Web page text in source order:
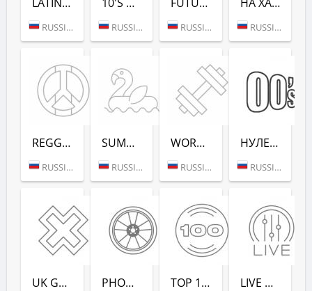
RUSSIA (MOSCOW) RUSSIA (MOSCOW) RUSSIA (MOSCOW) RUSSIA (MOSCOW)
REGGAE - РАДИО РЕКОРД
RUSSIA (MOSCOW)
SUMMER LOUNGE - РАДИО РЕКОРД
RUSSIA (MOSCOW)
WORKOUT - РАДИО РЕКОРД
RUSSIA (MOSCOW)
НУЛЕВЫХ (РАДИО РЕКОРД)
RUSSIA (SAINT PETERSBURG)
UK GARAGE (РАДИО РЕКОРД) PHONK (РАДИО РЕКОРД) TOP 100 EDM (РАДИО РЕКОРД) LIVE DJ-SETS (РАДИО РЕКОРД)